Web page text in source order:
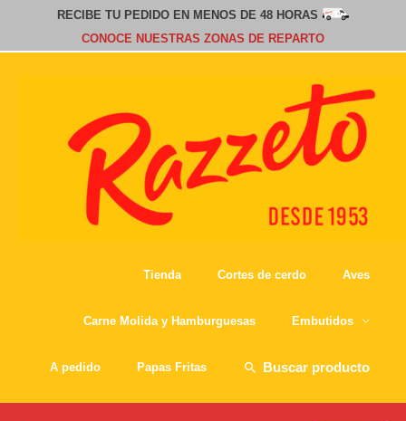
RECIBE TU PEDIDO EN MENOS DE 48 HORAS
CONOCE NUESTRAS ZONAS DE REPARTO
Tienda Cortes de cerdo Aves
Carne Molida y Hamburguesas Embutidos
A pedido Papas Fritas Buscar